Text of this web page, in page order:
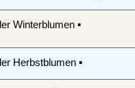
Winterblumen ▪
Herbstblumen ▪